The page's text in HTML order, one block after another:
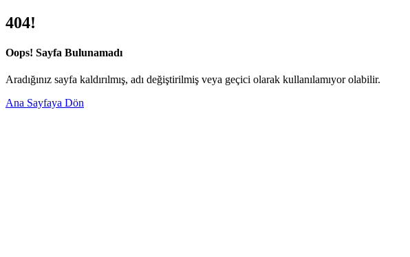
404!
Oops! Sayfa Bulunamadı
Aradığınız sayfa kaldırılmış, adı değiştirilmiş veya geçici olarak kullanılamıyor olabilir.
Ana Sayfaya Dön